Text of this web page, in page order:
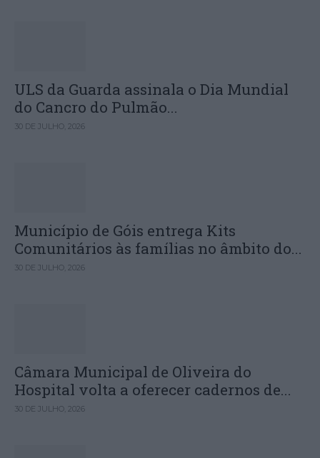
ULS da Guarda assinala o Dia Mundial
do Cancro do Pulmão...
30 DE JULHO, 2026
Município de Góis entrega Kits
Comunitários às famílias no âmbito do...
30 DE JULHO, 2026
Câmara Municipal de Oliveira do
Hospital volta a oferecer cadernos de...
30 DE JULHO, 2026